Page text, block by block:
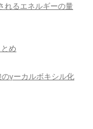
れるエネルギーの量
め
γーカルボキシル化